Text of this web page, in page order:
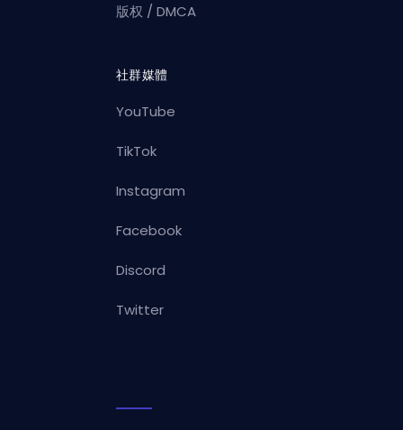
版权 / DMCA
社群媒體
YouTube
TikTok
Instagram
Facebook
Discord
Twitter